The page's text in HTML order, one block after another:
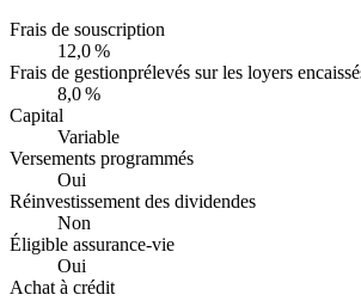
Frais de souscription
12,0 %
Frais de gestionprélevés sur les loyers
8,0 %
Capital
Variable
Versements programmés
Oui
Réinvestissement des dividendes
Non
Éligible assurance-vie
Oui
Achat à crédit